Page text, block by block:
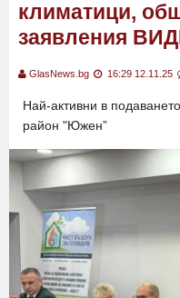
климатици,
заявления
GlasNews.bg 16:29 12.11.25
Най-активни в
район "Южен”